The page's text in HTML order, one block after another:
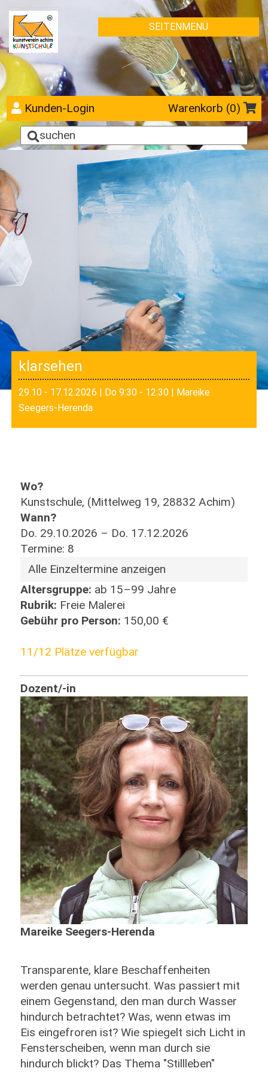
SEITENMENÜ
Kunden-Login Warenkorb (0)
klarsehen
29.10 - 17.12.2026 | Do 9:30 - 12:30 | Mareike
Seegers-Herenda
Wo?
Kunstschule, (Mittelweg 19, 28832 Achim)
Wann?
Do. 29.10.2026 – Do. 17.12.2026
Termine: 8
Alle Einzeltermine anzeigen
Altersgruppe: ab 15–99 Jahre
Rubrik: Freie Malerei
Gebühr pro Person: 150,00 €
11/12 Plätze verfügbar
Dozent/-in
Mareike Seegers-Herenda
Transparente, klare Beschaffenheiten
werden genau untersucht. Was passiert mit
einem Gegenstand, den man durch Wasser
hindurch betrachtet? Was, wenn etwas im
Eis eingefroren ist? Wie spiegelt sich Licht in
Fensterscheiben, wenn man durch sie
hindurch blickt? Das Thema "Stillleben"